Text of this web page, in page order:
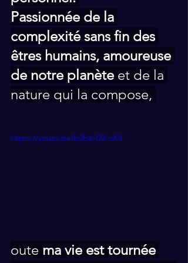
Passionnée de la
complexité sans fin des
êtres humains, amoureuse
de notre planète et de la
nature qui la compose,
https://youtu.be/b2b6-D2-oK4
oute ma vie est tournée